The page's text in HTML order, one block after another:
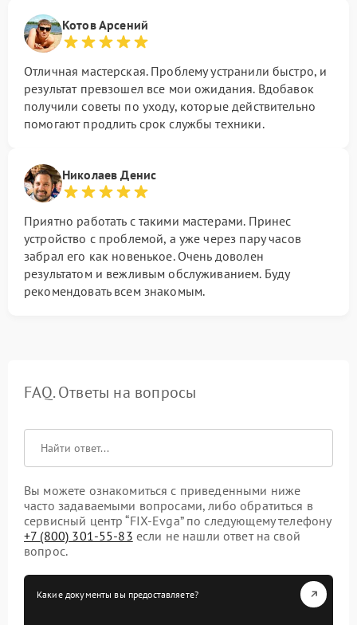
Котов Арсений
Отличная мастерская. Проблему устранили быстро, и
результат превзошел все мои ожидания. Вдобавок
получили советы по уходу, которые действительно
помогают продлить срок службы техники.
Николаев Денис
Приятно работать с такими мастерами. Принес
устройство с проблемой, а уже через пару часов
забрал его как новенькое. Очень доволен
результатом и вежливым обслуживанием. Буду
рекомендовать всем знакомым.
FAQ. Ответы на вопросы
Вы можете ознакомиться с приведенными ниже
часто задаваемыми вопросами, либо обратиться в
сервисный центр “FIX-Evga” по следующему телефону
+7 (800) 301-55-83 если не нашли ответ на свой
вопрос.
Какие документы вы предоставляете?